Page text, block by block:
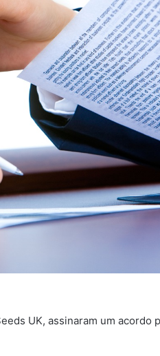
UK, assinaram um acordo